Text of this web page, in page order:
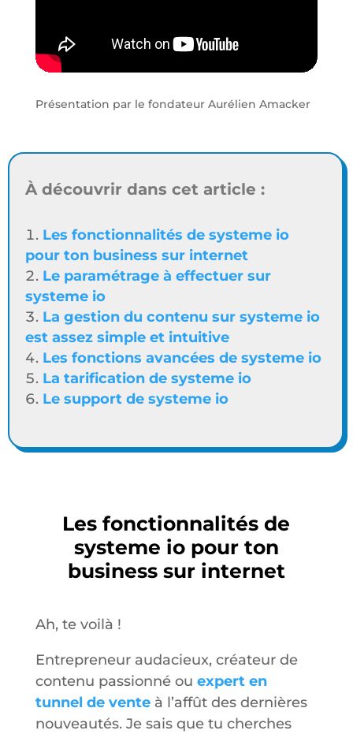
Présentation par le fondateur Aurélien Amacker
À découvrir dans cet article :
Les fonctionnalités de systeme io
pour ton business sur internet
Le paramétrage à effectuer sur
systeme io
La gestion du contenu sur systeme io
est assez simple et intuitive
Les fonctions avancées de systeme io
La tarification de systeme io
Le support de systeme io
Les fonctionnalités de
systeme io pour ton
business sur internet
Ah, te voilà !
Entrepreneur audacieux, créateur de
contenu passionné ou expert en
tunnel de venteà l’affût des dernières
nouveautés. Je sais que tu cherches